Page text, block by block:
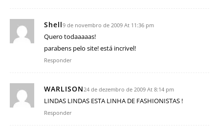
Shell9 de novembro de 2009 At 11:36 pm
Quero todaaaaas!
parabens pelo site! está incrivel!
Responder
WARLISON 24 de dezembro de 2009 At 8:14 pm
LINDAS LINDAS ESTA LINHA DE FASHIONISTAS !
Responder